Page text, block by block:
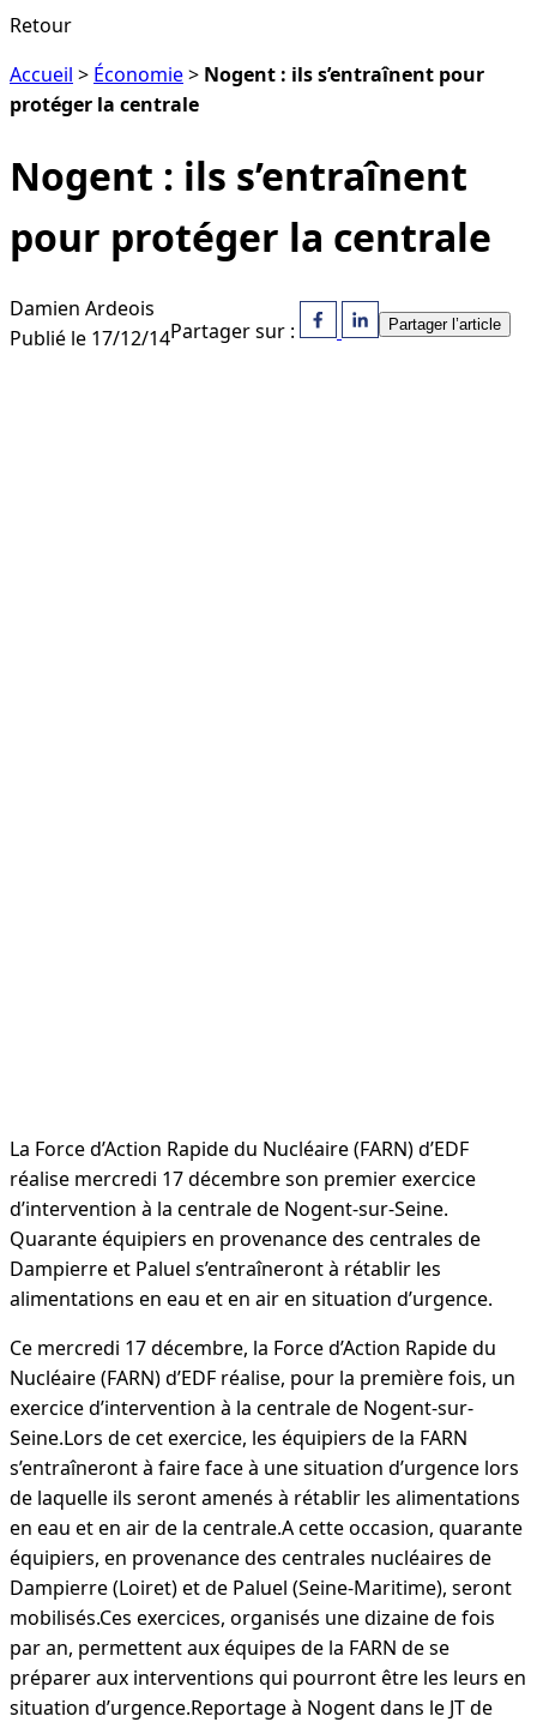
Retour
Accueil > Économie> Nogent : ils s’entraînent pour
protéger la centrale
Nogent : ils s’entraînent
pour protéger la centrale
Damien Ardeois
Publié le 17/12/14Partager sur : Partager l’article
La Force d’Action Rapide du Nucléaire (FARN) d’EDF
réalise mercredi 17 décembre son premier exercice
d’intervention à la centrale de Nogent-sur-Seine.
Quarante équipiers en provenance des centrales de
Dampierre et Paluel s’entraîneront à rétablir les
alimentations en eau et en air en situation d’urgence.
Ce mercredi 17 décembre, la Force d’Action Rapide du
Nucléaire (FARN) d’EDF réalise, pour la première fois, un
exercice d’intervention à la centrale de Nogent-sur-
Seine.Lors de cet exercice, les équipiers de la FARN
s’entraîneront à faire face à une situation d’urgence lors
de laquelle ils seront amenés à rétablir les alimentations
en eau et en air de la centrale.A cette occasion, quarante
équipiers, en provenance des centrales nucléaires de
Dampierre (Loiret) et de Paluel (Seine-Maritime), seront
mobilisés.Ces exercices, organisés une dizaine de fois
par an, permettent aux équipes de la FARN de se
préparer aux interventions qui pourront être les leurs en
situation d’urgence.Reportage à Nogent dans le JT de